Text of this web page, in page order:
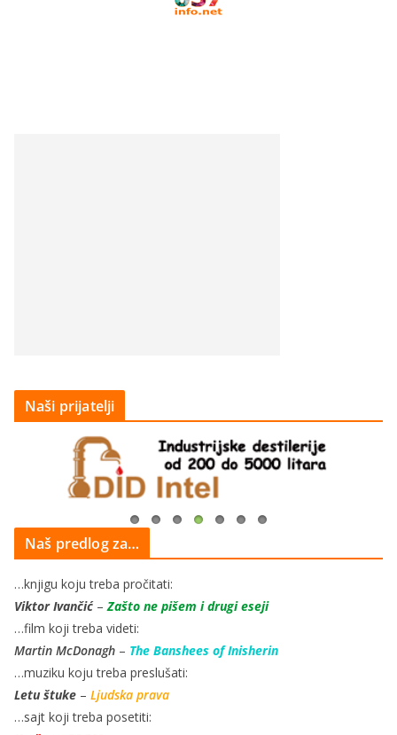
Naši prijatelji
Naš predlog za…
…knjigu koju treba pročitati:
Viktor Ivančić–Zašto ne pišem i drugi eseji
…film koji treba videti:
Martin McDonagh – The Banshees of Inisherin
…muziku koju treba preslušati:
Letu štuke – Ljudska prava
…sajt koji treba posetiti: